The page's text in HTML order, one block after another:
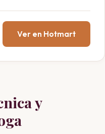
Ver en Hotmart
y